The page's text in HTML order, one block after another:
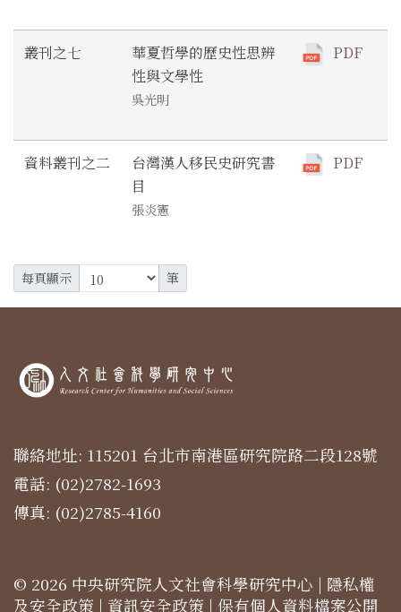
叢刊之七
華夏哲學的歷史性思辨
性與文學性
吳光明
PDF
資料叢刊之二
台灣漢人移民史研究書
目
張炎憲
PDF
每頁顯示 筆
聯絡地址: 115201 台北市南港區研究院路二段128號
電話: (02)2782-1693
傳真: (02)2785-4160
© 2026 中央研究院人文社會科學研究中心 | 隱私權
及安全政策 | 資訊安全政策 | 保有個人資料檔案公開